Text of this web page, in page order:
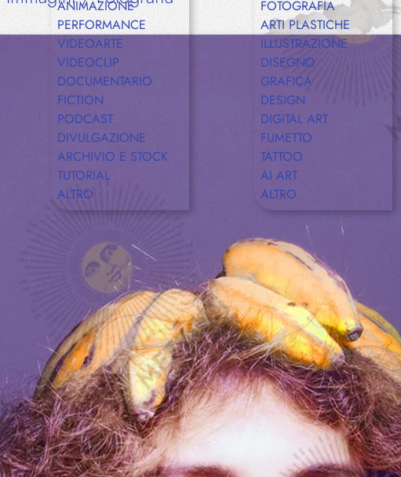
Shop
Eventi
Chi siamo
Contatti
ANIMAZIONE
PERFORMANCE
VIDEOARTE
VIDEOCLIP
DOCUMENTARIO
FICTION
PODCAST
DIVULGAZIONE
ARCHIVIO E STOCK
TUTORIAL
ALTRO
FOTOGRAFIA
ARTI PLASTICHE
ILLUSTRAZIONE
DISEGNO
GRAFICA
DESIGN
DIGITAL ART
FUMETTO
TATTOO
AI ART
ALTRO